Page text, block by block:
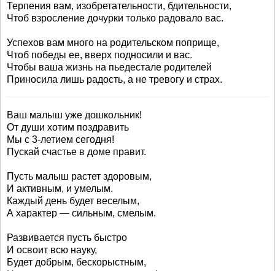
Терпения вам, изобретательности, бдительности,
Чтоб взросление дочурки только радовало вас.
Успехов вам много на родительском поприще,
Чтоб победы ее, вверх подносили и вас.
Чтобы ваша жизнь на пьедестале родителей
Приносила лишь радость, а не тревогу и страх.
Ваш малыш уже дошкольник!
От души хотим поздравить
Мы с 3-летием сегодня!
Пускай счастье в доме правит.
Пусть малыш растет здоровым,
И активным, и умелым.
Каждый день будет веселым,
А характер — сильным, смелым.
Развивается пусть быстро
И освоит всю науку,
Будет добрым, бескорыстным,